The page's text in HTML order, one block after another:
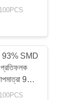
29
93% SMD
90